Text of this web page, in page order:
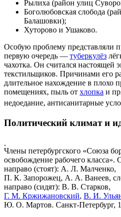
Рылиха (район улиц
Боголюбовская слобода
Балашовки);
Хуторово и Ушаково.
Особую проблему представляли
первую очередь — туберкулёз
чахотка. Он считался настоящей
текстильщиков. Причинами его
длительное нахождение в плохо
помещениях, пыль от хлопка и
недоедание, антисанитарные
Политический климат и
Члены петербургского «Союза
освобождение рабочего класса».
направо (стоят): А. Л. Малченко,
П. К. Запорожец, А. А. Ванеев,
направо (сидят): В. В. Старков,
Г. М. Кржижановский, В. И.
Ю. О. Мартов. Санкт-Петербург,